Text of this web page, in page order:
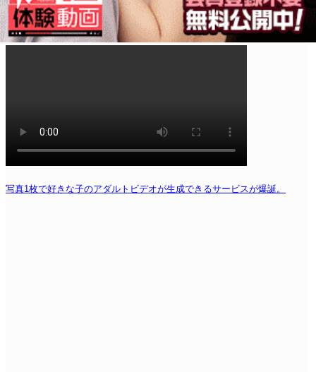
写真1枚で好きな子のアダルトビデオが生成できるサービスが爆誕。